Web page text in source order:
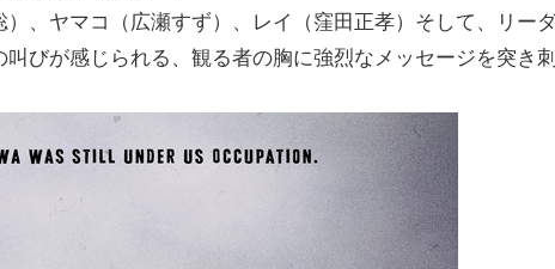
、ヤマコ（広瀬すず）、レイ（窪田正孝）そして、リー
びが感じられる、観る者の胸に強烈なメッセージを突き